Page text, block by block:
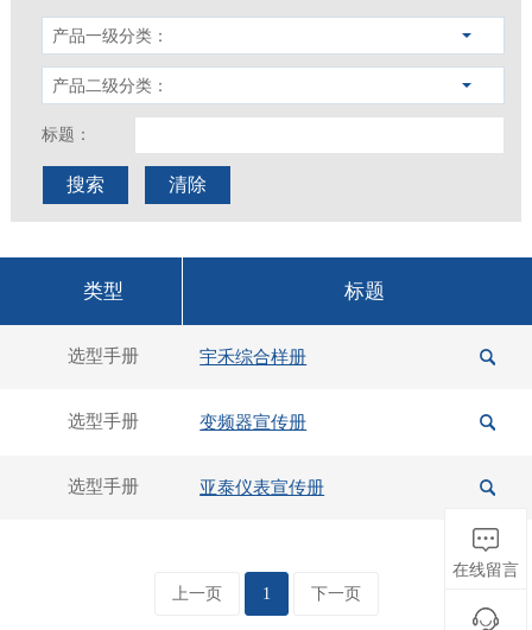
产品一级分类：
产品二级分类：
标题：
搜索 清除
类型 标题
选型手册 宇禾综合样册
选型手册 变频器宣传册
选型手册 亚泰仪表宣传册
上一页 1 下一页
在线留言